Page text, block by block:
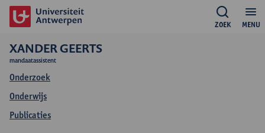
MENU
ZOEK
XANDER GEERTS
mandaatassistent
Onderzoek
Onderwijs
Publicaties